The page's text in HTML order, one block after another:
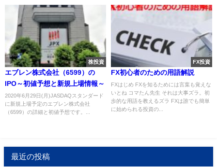
株投資
エブレン株式会社（6599）の
IPO～初値予想と新規上場情報～
2020年6月29日(月)JASDAQスタンダード
に新規上場予定のエブレン株式会社
（6599）の詳細と初値予想です。...
FX投資
FX初心者のための用語解説
FXはじめ FXを知るためには言葉も覚えな
いとね コマたん先生 それは大事ズラ。初
歩的な用語を教えるズラ FXは誰でも簡単
に始められる投資の...
最近の投稿